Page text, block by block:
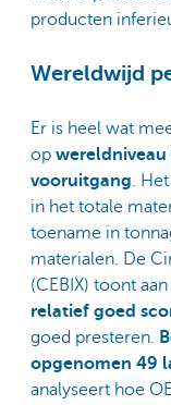
producten
Wereldwijd
Er is heel wat
op wereldniveau
vooruitgang.
in het totale
toename in
materialen. De
(CEBIX) toont
relatief goed
goed presteren.
opgenomen 49
analyseert hoe